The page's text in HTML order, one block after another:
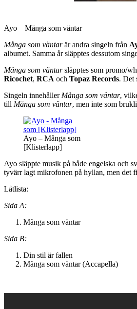
Ayo – Många som väntar
Många som väntarär andra singeln från
albumet. Samma år släpptes dessutom
Många som väntarsläpptes som promo/
Ricochet, RCA och Topaz Records. Det
Singeln innehållerMånga som väntar,
till Många som väntar, men inte som
Ayo – Många som
[Klisterlapp]
Ayo släppte musik på både engelska och
tyvärr lagt mikrofonen på hyllan, men det
Låtlista:
Sida A:
Många som väntar
Sida B:
Din stil är fallen
Många som väntar (Accapella)